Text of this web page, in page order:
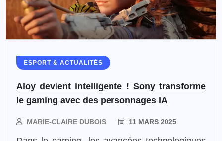
ESPORT & ACTUALITÉS
Aloy devient intelligente ! Sony transforme
le gaming avec des personnages IA
MARIE-CLAIRE DUBOIS 11 MARS 2025